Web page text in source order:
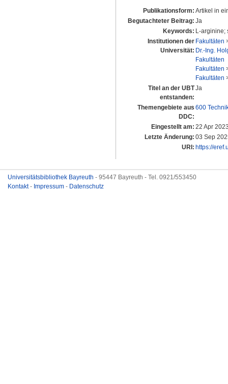
Publikationsform: Artikel in
Begutachteter Beitrag: Ja
Keywords: L-arginine;
Institutionen der
Universität:
Fakultäten
Dr.-Ing.
Fakultäten
Fakultäten
Fakultäten
Titel an der UBT
entstanden:
Ja
Themengebiete aus
DDC:
600
Eingestellt am: 22 Apr
Letzte Änderung: 03 Sep
URI: https://
Universitätsbibliothek Bayreuth - 95447 Bayreuth - Tel. 0921/553450
Kontakt- Impressum - Datenschutz